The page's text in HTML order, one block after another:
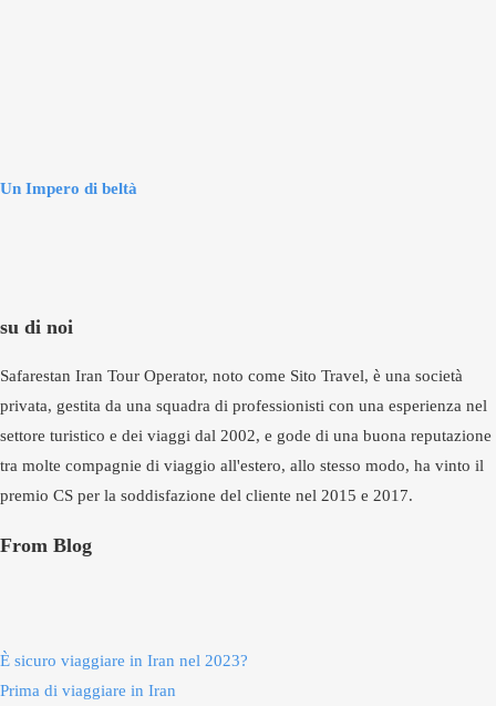
Un Impero di beltà
su di noi
Safarestan Iran Tour Operator, noto come Sito Travel, è una società
privata, gestita da una squadra di professionisti con una esperienza nel
settore turistico e dei viaggi dal 2002, e gode di una buona reputazione
tra molte compagnie di viaggio all'estero, allo stesso modo, ha vinto il
premio CS per la soddisfazione del cliente nel 2015 e 2017.
From Blog
È sicuro viaggiare in Iran nel 2023?
Prima di viaggiare in Iran